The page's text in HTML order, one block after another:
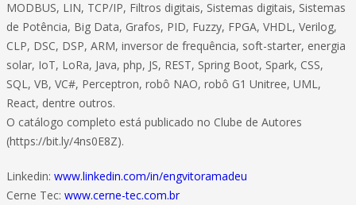
MODBUS, LIN, TCP/IP, Filtros digitais, Sistemas digitais, Sistemas
de Potência, Big Data, Grafos, PID, Fuzzy, FPGA, VHDL, Verilog,
CLP, DSC, DSP, ARM, inversor de frequência, soft-starter, energia
solar, IoT, LoRa, Java, php, JS, REST, Spring Boot, Spark, CSS,
SQL, VB, VC#, Perceptron, robô NAO, robô G1 Unitree, UML,
React, dentre outros.
O catálogo completo está publicado no Clube de Autores
(https://bit.ly/4ns0E8Z).
Linkedin: www.linkedin.com/in/engvitoramadeu
Cerne Tec: www.cerne-tec.com.br